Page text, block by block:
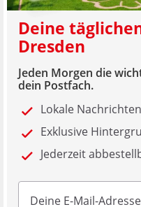
Deine
Dresden
Jeden Morgen die
dein Postfach.
Lokale
Exklusive
Jederzeit